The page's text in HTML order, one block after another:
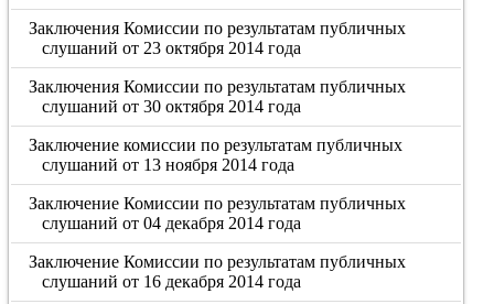
Заключения Комиссии по результатам публичных
слушаний от 23 октября 2014 года
Заключения Комиссии по результатам публичных
слушаний от 30 октября 2014 года
Заключение комиссии по результатам публичных
слушаний от 13 ноября 2014 года
Заключение Комиссии по результатам публичных
слушаний от 04 декабря 2014 года
Заключение Комиссии по результатам публичных
слушаний от 16 декабря 2014 года